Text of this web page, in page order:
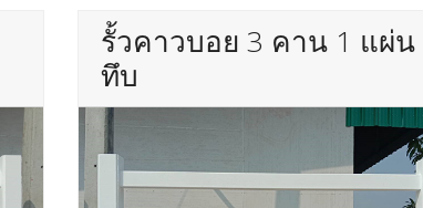
รั้วคาวบอย 3 คาน 1 แผ่น
ทึบ